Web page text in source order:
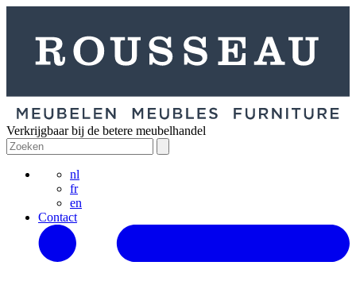
Verkrijgbaar bij de betere meubelhandel
nl
fr
en
Contact